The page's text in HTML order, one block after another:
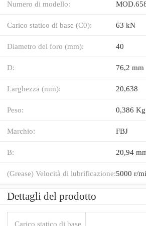
Numero di modello:
Carico statico di base (C0): 63 kN
Diametro del foro (mm): 40
D: 76,2 mm
Larghezza (mm): 20,638
Peso: 0,386 Kg
Marchio: FBJ
B: 20,94
(Grease) Velocità di lubrificazione:5000 r/
Dettagli del prodotto
Carico statico di base